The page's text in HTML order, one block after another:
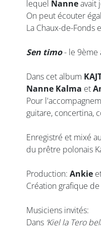
lequel Nanneavait
On peut écouter
La Chaux-de-Fonds
Sen timo- le 9ème
Dans cet album
Nanne Kalma et
Pour
guitare, concertina,
Enregistré et mixé au
du prêtre polonais
Production: Ankie
Création grafique
Musiciens invités:
Dans ‘Kiel la Tero